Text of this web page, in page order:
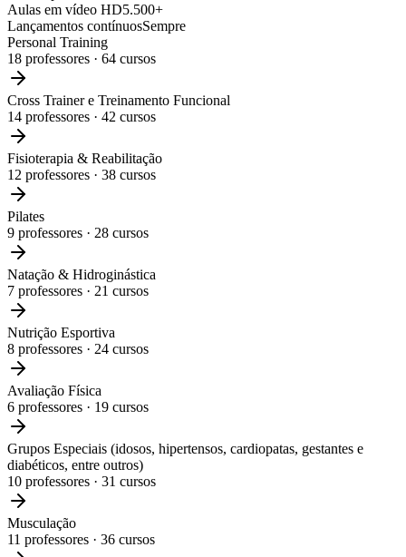
Aulas em vídeo HD5.500+
Lançamentos contínuosSempre
Personal Training
18 professores · 64 cursos
Cross Trainer e Treinamento Funcional
14 professores · 42 cursos
Fisioterapia & Reabilitação
12 professores · 38 cursos
Pilates
9 professores · 28 cursos
Natação & Hidroginástica
7 professores · 21 cursos
Nutrição Esportiva
8 professores · 24 cursos
Avaliação Física
6 professores · 19 cursos
Grupos Especiais (idosos, hipertensos, cardiopatas, gestantes e
diabéticos, entre outros)
10 professores · 31 cursos
Musculação
11 professores · 36 cursos